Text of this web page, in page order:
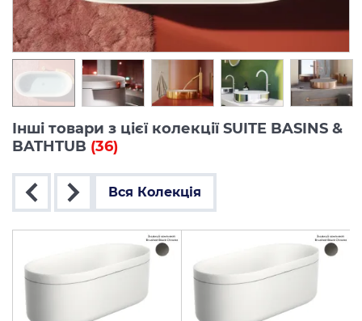
Інші товари з цієї колекції SUITE BASINS &
BATHTUB (36)
Вся Колекція